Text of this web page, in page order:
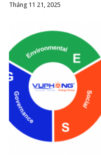
Tháng 11 21, 2025